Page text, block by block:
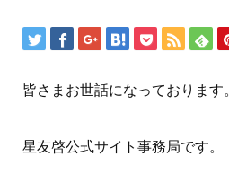
皆さまお世話になっております。
星友啓公式サイト事務局です。